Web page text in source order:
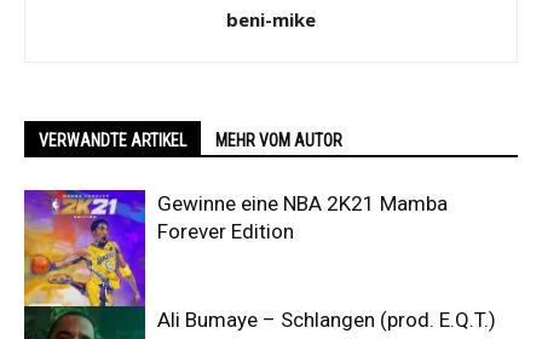
beni-mike
VERWANDTE ARTIKEL MEHR VOM AUTOR
Gewinne eine NBA 2K21 Mamba
Forever Edition
Ali Bumaye – Schlangen (prod. E.Q.T.)